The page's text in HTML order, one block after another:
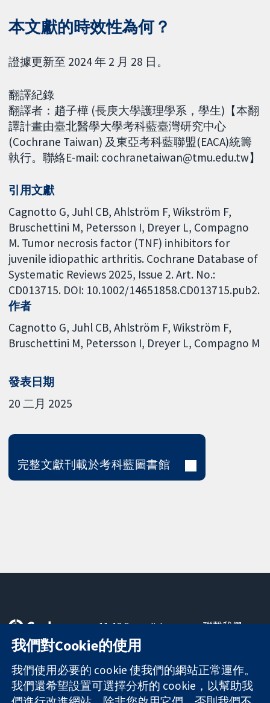
本文獻的時效性為何？
證據更新至 2024 年 2 月 28 日。
翻譯紀錄
翻譯者：趙子樺 (長庚大學護理學系，學生)【本翻
譯計畫由臺北醫學大學考科藍臺灣研究中心
(Cochrane Taiwan) 及東亞考科藍聯盟(EACA)統籌
執行。聯絡E-mail: cochranetaiwan@tmu.edu.tw】
引用文獻
Cagnotto G, Juhl CB, Ahlström F, Wikström F,
Bruschettini M, Petersson I, Dreyer L, Compagno
M. Tumor necrosis factor (TNF) inhibitors for
juvenile idiopathic arthritis. Cochrane Database of
Systematic Reviews 2025, Issue 2. Art. No.:
CD013715. DOI: 10.1002/14651858.CD013715.pub2.
作者
Cagnotto G Juhl CB Ahlström F Wikström F
Bruschettini M Petersson I Dreyer L Compagno M
發表日期
20 二月 2025
完整文獻刊載於考科藍圖書館
可信任實證
知情決定
更完善的健康照
護
11-13 Cavendish
Square
London
W1G 0AN
United Kingdom
聯繫我們
關於我們
工作機會
Cochrane
我們對Cookie的使用
我們使用必要的 cookie 使我們的網站正常運作。
我們還希望設置可選擇分析的 cookie，以幫助我